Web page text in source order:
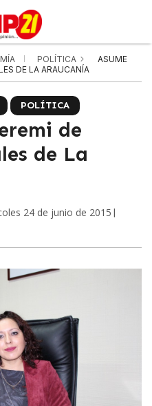
POLÍTICA
ASUME
DE LA ARAUCANÍA
POLÍTICA
de
de La
24 de junio de 2015